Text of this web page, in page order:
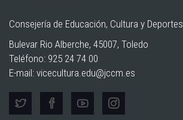
Consejería de Educación, Cultura y Deportes
Bulevar Rio Alberche, 45007, Toledo
Teléfono: 925 24 74 00
E-mail: vicecultura.edu@jccm.es